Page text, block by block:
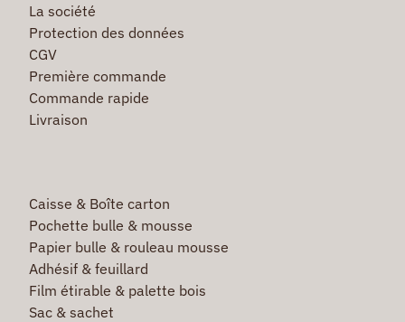
La société
Protection des données
CGV
Première commande
Commande rapide
Livraison
Caisse & Boîte carton
Pochette bulle & mousse
Papier bulle & rouleau mousse
Adhésif & feuillard
Film étirable & palette bois
Sac & sachet